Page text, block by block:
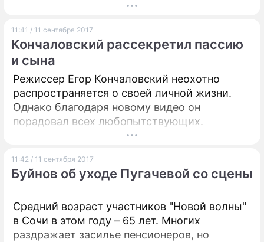
11:41 / 11 сентября 2017
Кончаловский рассекретил пассию
и сына
Режиссер Егор Кончаловский неохотно
распространяется о своей личной жизни.
Однако благодаря новому видео он
порадовал всех любопытствующих.
11:42 / 11 сентября 2017
Буйнов об уходе Пугачевой со сцены
Средний возраст участников "Новой волны"
в Сочи в этом году – 65 лет. Многих
раздражает засилье пенсионеров, но